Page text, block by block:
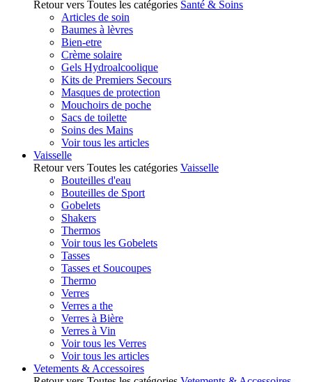
Retour vers Toutes les catégories Santé & Soins
Articles de soin
Baumes à lèvres
Bien-etre
Crème solaire
Gels Hydroalcoolique
Kits de Premiers Secours
Masques de protection
Mouchoirs de poche
Sacs de toilette
Soins des Mains
Voir tous les articles
Vaisselle
Retour vers Toutes les catégories Vaisselle
Bouteilles d'eau
Bouteilles de Sport
Gobelets
Shakers
Thermos
Voir tous les Gobelets
Tasses
Tasses et Soucoupes
Thermo
Verres
Verres a the
Verres à Bière
Verres à Vin
Voir tous les Verres
Voir tous les articles
Vetements & Accessoires